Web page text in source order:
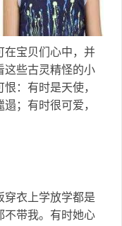
在宝贝们心中，并
这些古灵精怪的小
：有时是天使，
；有时很可爱，
穿衣上学放学都是
不带我。有时她心